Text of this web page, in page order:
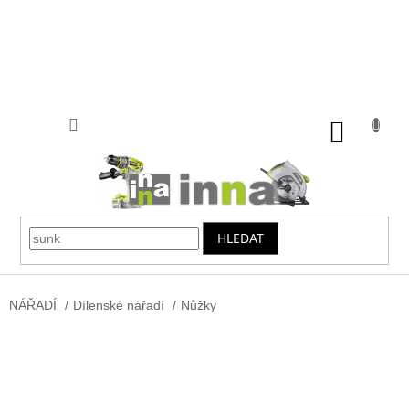
HLEDAT
NÁŘADÍ / Dílenské nářadí / Nůžky